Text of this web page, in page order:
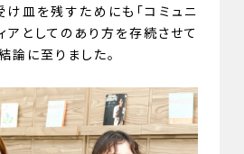
け皿を残すためにも「コミュニ
アとしてのあり方を存続させて
論に至りました。